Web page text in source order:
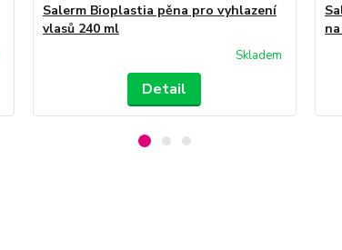
Salerm Bioplastia pěna pro vyhlazení
vlasů 240 ml
Skladem
Detail